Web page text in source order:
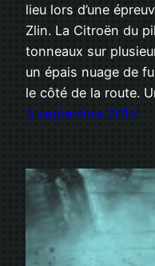
lieu lors d’une
Zlin. La Citroën du
tonneaux sur
un épais nuage de
le côté de la route.
3 septembre 2015